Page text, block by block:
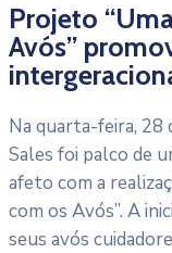
Projeto
Avós”
Na quarta-feira, 28
Sales foi palco de
afeto com a
com os Avós”. A
seus avós